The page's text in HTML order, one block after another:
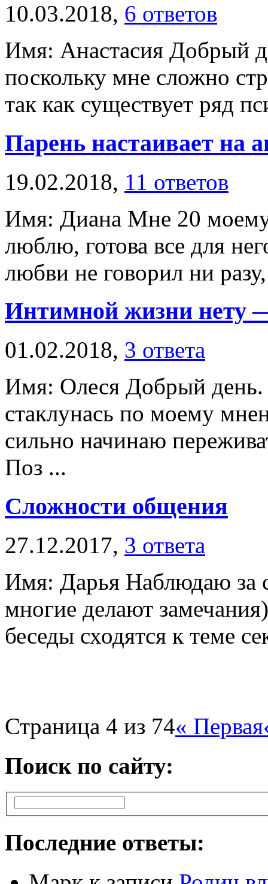
10.03.2018, 6 ответов
Имя: Анастасия Добрый
поскольку мне сложно
так как существует ряд
Парень настаивает на
19.02.2018, 11 ответов
Имя: Диана Мне 20
люблю, готова все для
любви не говорил ни
Интимной жизни нету
01.02.2018, 3 ответа
Имя: Олеся Добрый день.
стаклунась по моему
сильно начинаю
Поз ...
Сложности общения
27.12.2017, 3 ответа
Имя: Дарья Наблюдаю за
многие делают
беседы сходятся к теме
Страница 4 из 74« Первая
Поиск по сайту:
Последние ответы: